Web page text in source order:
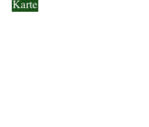
Karte